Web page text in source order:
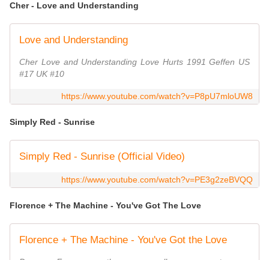
Cher - Love and Understanding
Love and Understanding
Cher Love and Understanding Love Hurts 1991 Geffen US
#17 UK #10
https://www.youtube.com/watch?v=P8pU7mloUW8
Simply Red - Sunrise
Simply Red - Sunrise (Official Video)
https://www.youtube.com/watch?v=PE3g2zeBVQQ
Florence + The Machine - You've Got The Love
Florence + The Machine - You've Got the Love